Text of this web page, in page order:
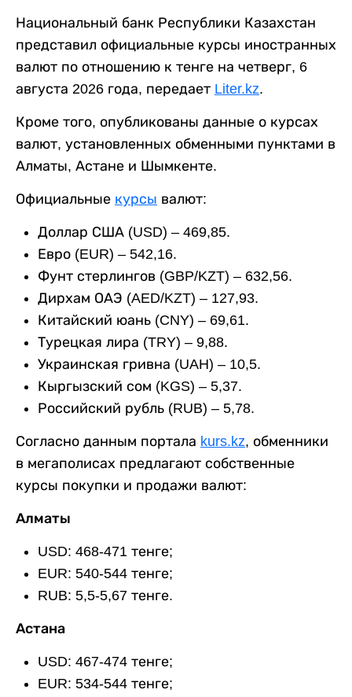
Национальный банк Республики Казахстан
представил официальные курсы иностранных
валют по отношению к тенге на четверг, 6
августа 2026 года, передает Liter.kz.
Кроме того, опубликованы данные о курсах
валют, установленных обменными пунктами в
Алматы, Астане и Шымкенте.
Официальные курсы валют:
Доллар США (USD) – 469,85.
Евро (EUR) – 542,16.
Фунт стерлингов (GBP/KZT) – 632,56.
Дирхам ОАЭ (AED/KZT) – 127,93.
Китайский юань (CNY) – 69,61.
Турецкая лира (TRY) – 9,88.
Украинская гривна (UAH) – 10,5.
Кыргызский сом (KGS) – 5,37.
Российский рубль (RUB) – 5,78.
Согласно данным портала kurs.kz, обменники
в мегаполисах предлагают собственные
курсы покупки и продажи валют:
Алматы
USD: 468-471 тенге;
EUR: 540-544 тенге;
RUB: 5,5-5,67 тенге.
Астана
USD: 467-474 тенге;
EUR: 534-544 тенге;